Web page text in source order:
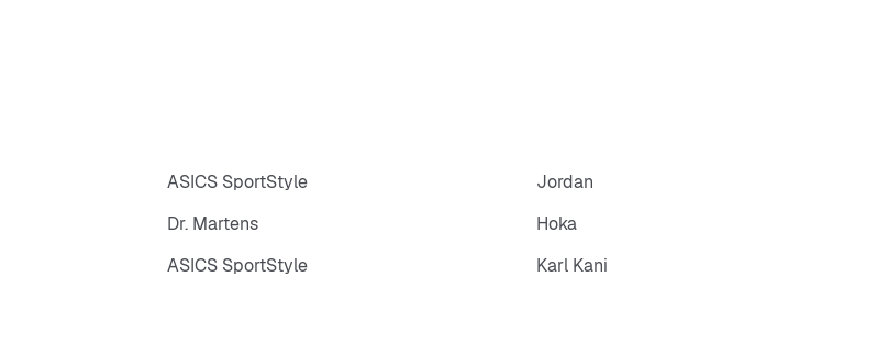
ASICS SportStyle
Jordan
Dr. Martens
Hoka
ASICS SportStyle
Karl Kani